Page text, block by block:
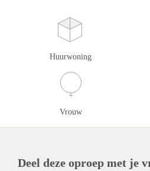
Huurwoning
Vrouw
Deel deze oproep met je